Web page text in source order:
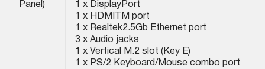
Panel)
1 x DisplayPort
1 x HDMITM port
1 x Realtek2.5Gb Ethernet port
3 x Audio jacks
1 x Vertical M.2 slot (Key E)
1 x PS/2 Keyboard/Mouse combo port